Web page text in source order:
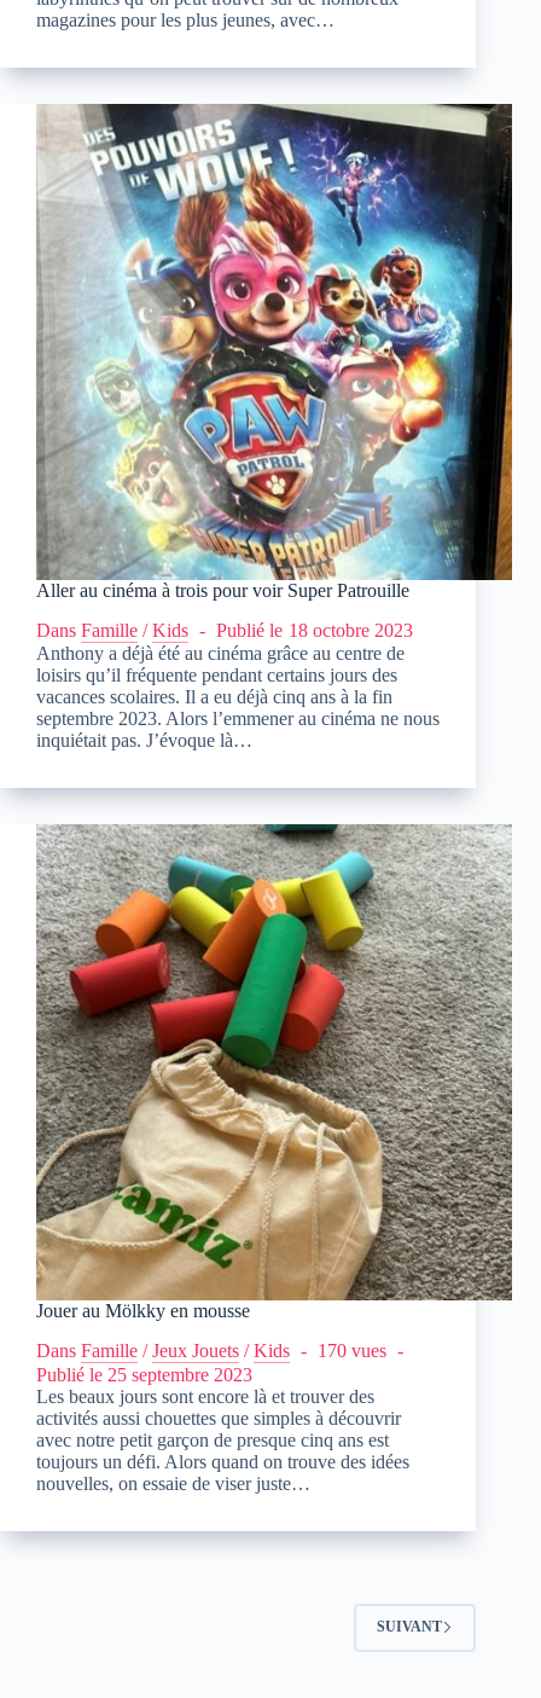
magazines pour les plus jeunes, avec…
Aller au cinéma à trois pour voir Super Patrouille
Dans Famille /Kids Publié le 18 octobre 2023
Anthony a déjà été au cinéma grâce au centre de
loisirs qu’il fréquente pendant certains jours des
vacances scolaires. Il a eu déjà cinq ans à la fin
septembre 2023. Alors l’emmener au cinéma ne nous
inquiétait pas. J’évoque là…
Jouer au Mölkky en mousse
Dans Famille /Jeux Jouets /Kids
170 vues
Publié le 25 septembre 2023
Les beaux jours sont encore là et trouver des
activités aussi chouettes que simples à découvrir
avec notre petit garçon de presque cinq ans est
toujours un défi. Alors quand on trouve des idées
nouvelles, on essaie de viser juste…
SUIVANT